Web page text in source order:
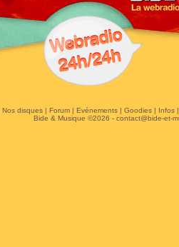
Nos disques| Forum| Evénements| Goodies| Infos
Bide & Musique ©2026 - contact@bide-et-